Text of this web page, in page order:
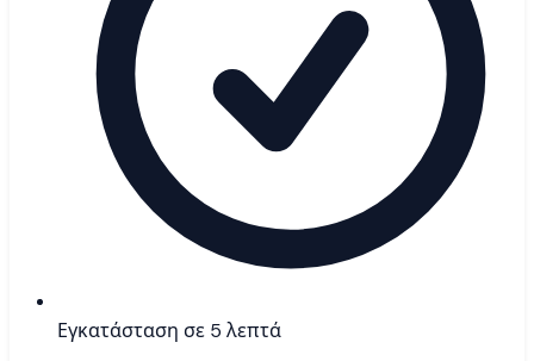
Εγκατάσταση σε 5 λεπτά